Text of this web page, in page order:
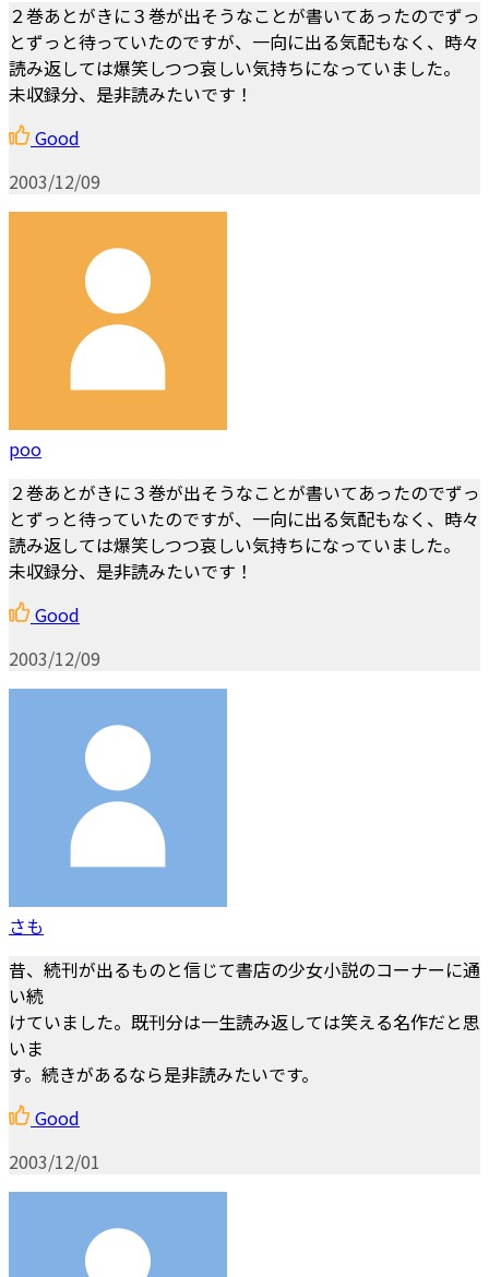
２巻あとがきに３巻が出そうなことが書いてあったのでずっ
とずっと待っていたのですが、一向に出る気配もなく、時々
読み返しては爆笑しつつ哀しい気持ちになっていました。
未収録分、是非読みたいです！
Good
2003/12/09
poo
２巻あとがきに３巻が出そうなことが書いてあったのでずっ
とずっと待っていたのですが、一向に出る気配もなく、時々
読み返しては爆笑しつつ哀しい気持ちになっていました。
未収録分、是非読みたいです！
Good
2003/12/09
さも
昔、続刊が出るものと信じて書店の少女小説のコーナーに通
い続
けていました。既刊分は一生読み返しては笑える名作だと思
いま
す。続きがあるなら是非読みたいです。
Good
2003/12/01